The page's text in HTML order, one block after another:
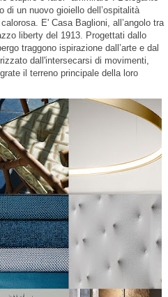
un nuovo gioiello dell’ospitalità
E' Casa Baglioni, all’angolo tra
liberty del 1913. Progettati dallo
traggono ispirazione dall’arte e dal
dall'intersecarsi di movimenti,
il terreno principale della loro